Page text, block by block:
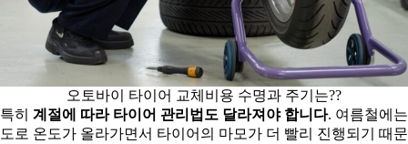
오토바이 타이어 교체비용 수명과 주기는??
특히 계절에 따라 타이어 관리법도 달라져야 합니다. 여름철에는
도로 온도가 올라가면서 타이어의 마모가 더 빨리 진행되기 때문